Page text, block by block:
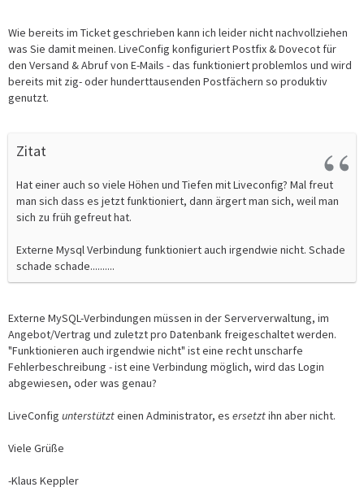
Wie bereits im Ticket geschrieben kann ich leider nicht nachvollziehen
was Sie damit meinen. LiveConfig konfiguriert Postfix & Dovecot für
den Versand & Abruf von E-Mails - das funktioniert problemlos und wird
bereits mit zig- oder hunderttausenden Postfächern so produktiv
genutzt.
Zitat
Hat einer auch so viele Höhen und Tiefen mit Liveconfig? Mal freut
man sich dass es jetzt funktioniert, dann ärgert man sich, weil man
sich zu früh gefreut hat.
Externe Mysql Verbindung funktioniert auch irgendwie nicht. Schade
schade schade..........
Externe MySQL-Verbindungen müssen in der Serververwaltung, im
Angebot/Vertrag und zuletzt pro Datenbank freigeschaltet werden.
"Funktionieren auch irgendwie nicht" ist eine recht unscharfe
Fehlerbeschreibung - ist eine Verbindung möglich, wird das Login
abgewiesen, oder was genau?
LiveConfig unterstützteinen Administrator, es ersetztihn aber nicht.
Viele Grüße
-Klaus Keppler